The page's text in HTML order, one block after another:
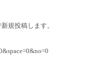
規投稿します。